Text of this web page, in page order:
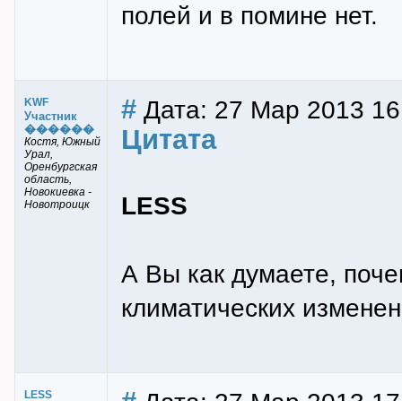
полей и в помине нет.
KWF
Участник
������
Костя, Южный
Урал,
Оренбургская
область,
Новокиевка -
Новотроицк
# Дата: 27 Мар 2013
Цитата
LESS
А Вы как думаете,
климатических
LESS